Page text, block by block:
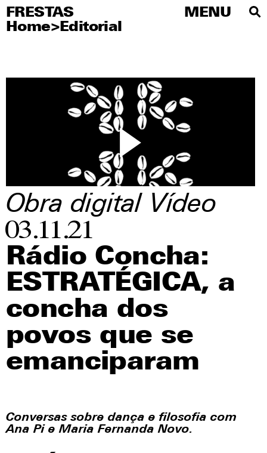
FRESTAS
Home>Editorial
MENU
FRESTAS
MENU
Artistas
Editorial
Educativo
Publicações
Agenda
Visite
Imprensa
Redes sociais
Obra digital Vídeo
03.11.21
Rádio Concha:
ESTRATÉGICA, a
concha dos
povos que se
emanciparam
Conversas sobre dança e filosofia com
Ana Pi e Maria Fernanda Novo.